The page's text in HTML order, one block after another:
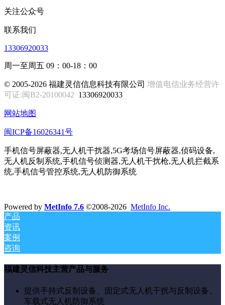
关注公众号
联系我们
13306920033
周一至周五 09：00-18：00
© 2005-2026 福建灵信信息科技有限公司 增值电信业务经营许
可证:闽B2-20100042 13306920033
网站地图
闽ICP备16026341号
手机信号屏蔽器,无人机干扰器,5G考场信号屏蔽器,侦码设备,
无人机反制系统,手机信号侦测器,无人机干扰枪,无人机拦截系
统,手机信号管控系统,无人机防御系统
Powered by MetInfo 7.6 ©2008-2026 MetInfo Inc.
产品
资讯
案例
咨询
福建灵信科技主营产品与服务
提供手持式反制设备、固定式无人机干扰与反制设备、
车载式无人机防御系统